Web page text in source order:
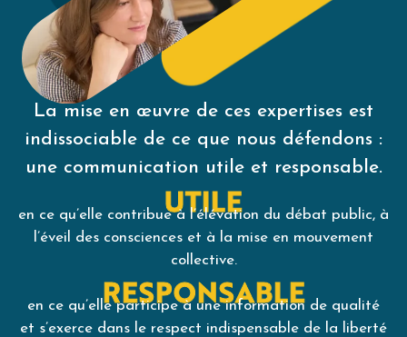
La mise en œuvre de ces expertises est
indissociable de ce que nous défendons :
une communication utile et responsable.
UTILE
en ce qu’elle contribue à l’élévation du débat public, à
l’éveil des consciences et à la mise en mouvement
collective.
RESPONSABLE
en ce qu’elle participe à une information de qualité
et s’exerce dans le respect indispensable de la liberté